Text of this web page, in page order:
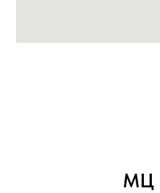
МЦ